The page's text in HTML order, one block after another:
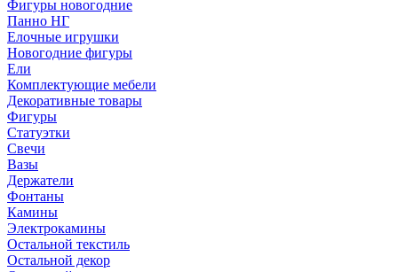
Фигуры новогодние
Панно НГ
Елочные игрушки
Новогодние фигуры
Ели
Комплектующие мебели
Декоративные товары
Фигуры
Статуэтки
Свечи
Вазы
Держатели
Фонтаны
Камины
Электрокамины
Остальной текстиль
Остальной декор